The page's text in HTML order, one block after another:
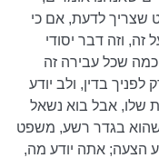
שצריך לדעת, אם כי
וזה דבר יסודי
שכל עבירה זה
בדין, ולב יודע
שלו, אבל בוא נשאל
שהוא בגדר רשע, משפט
הצעה; אתה יודע מה,